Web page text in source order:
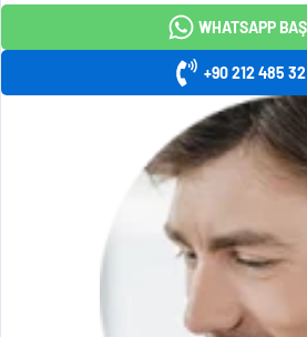
WHATSAPP
+90 212 485